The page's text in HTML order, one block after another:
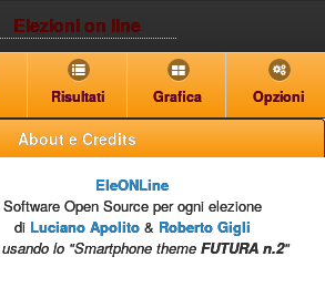
Elezioni on line
Risultati Grafica Opzioni
About e Credits
EleONLine
Software Open Source per ogni elezione
di Luciano Apolito& Roberto Gigli
lo "Smartphone theme FUTURA n.2"